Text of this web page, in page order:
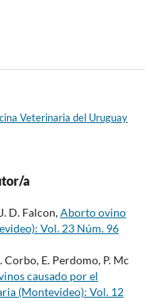
Veterinaria del Uruguay
a
D. Falcon,Aborto ovino
Vol. 23 Núm. 96
Corbo, E. Perdomo, P. Mc
causado por el
(Montevideo): Vol. 12